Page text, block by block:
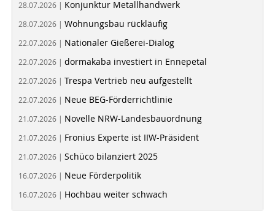
28.07.2026 | Konjunktur Metallhandwerk
28.07.2026 | Wohnungsbau rückläufig
22.07.2026 | Nationaler Gießerei-Dialog
22.07.2026 | dormakaba investiert in Ennepetal
22.07.2026 | Trespa Vertrieb neu aufgestellt
22.07.2026 | Neue BEG-Förderrichtlinie
21.07.2026 | Novelle NRW-Landesbauordnung
21.07.2026 | Fronius Experte ist IIW-Präsident
21.07.2026 | Schüco bilanziert 2025
16.07.2026 | Neue Förderpolitik
16.07.2026 | Hochbau weiter schwach